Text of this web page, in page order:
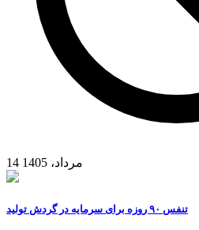
14 مرداد، 1405
تنفس ۹۰ روزه برای سرمایه در گردش تولید